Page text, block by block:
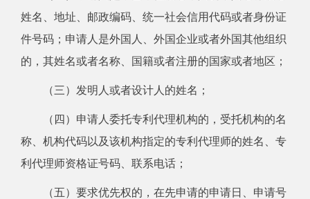
姓名、地址、邮政编码、统一社会信用代码或者身份证
件号码；申请人是外国人、外国企业或者外国其他组织
的，其姓名或者名称、国籍或者注册的国家或者地区；
（三）发明人或者设计人的姓名；
（四）申请人委托专利代理机构的，受托机构的名
称、机构代码以及该机构指定的专利代理师的姓名、专
利代理师资格证号码、联系电话；
（五）要求优先权的，在先申请的申请日、申请号